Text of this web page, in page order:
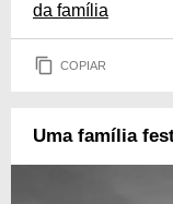
da família
COPIAR
Uma família